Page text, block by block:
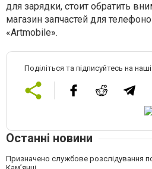
для зарядки, стоит обратить
магазин запчастей для
«Artmobile».
Поділіться та підписуйтесь на
Останні новини
Призначено службове розслідування